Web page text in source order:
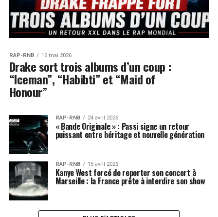
RAP-RNB 16 mai 2026
Drake sort trois albums d’un coup :
“Iceman”, “Habibti” et “Maid of
Honour”
RAP-RNB 24 avril 2026
« Bande Originale » : Passi signe un retour
puissant entre héritage et nouvelle génération
RAP-RNB 15 avril 2026
Kanye West forcé de reporter son concert à
Marseille : la France prête à interdire son show